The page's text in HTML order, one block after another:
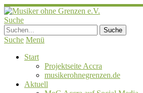
Suche
Suche Menü
Start
Projektseite Accra
musikerohnegrenzen.de
Aktuell